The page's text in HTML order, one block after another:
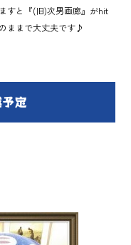
すと『(旧)次男画廊』がhit
ままで大丈夫です♪
定